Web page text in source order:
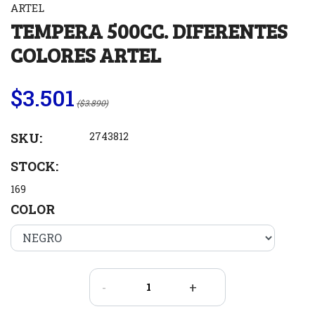
ARTEL
TEMPERA 500CC. DIFERENTES
COLORES ARTEL
$3.501 ($3.890)
SKU: 2743812
STOCK:
169
COLOR
- +